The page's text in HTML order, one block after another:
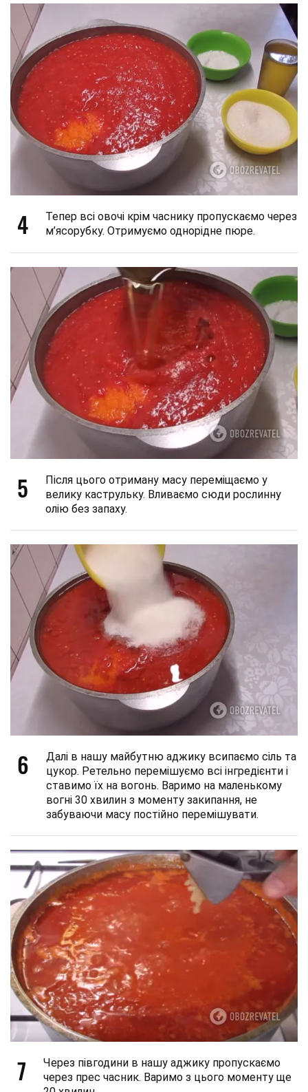
4
Тепер всі овочі крім часнику пропускаємо через
м’ясорубку. Отримуємо однорідне пюре.
5
Після цього отриману масу переміщаємо у
велику каструльку. Вливаємо сюди рослинну
олію без запаху.
6
Далі в нашу майбутню аджику всипаємо сіль та
цукор. Ретельно перемішуємо всі інгредієнти і
ставимо їх на вогонь. Варимо на маленькому
вогні 30 хвилин з моменту закипання, не
забуваючи масу постійно перемішувати.
7
Через півгодини в нашу аджику пропускаємо
через прес часник. Варимо з цього моменту ще